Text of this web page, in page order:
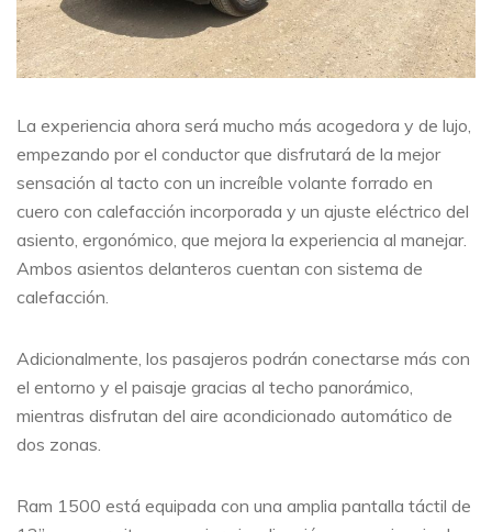
La experiencia ahora será mucho más acogedora y de lujo,
empezando por el conductor que disfrutará de la mejor
sensación al tacto con un increíble volante forrado en
cuero con calefacción incorporada y un ajuste eléctrico del
asiento, ergonómico, que mejora la experiencia al manejar.
Ambos asientos delanteros cuentan con sistema de
calefacción.
Adicionalmente, los pasajeros podrán conectarse más con
el entorno y el paisaje gracias al techo panorámico,
mientras disfrutan del aire acondicionado automático de
dos zonas.
Ram 1500 está equipada con una amplia pantalla táctil de